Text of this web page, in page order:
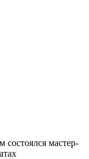
состоялся мастер-